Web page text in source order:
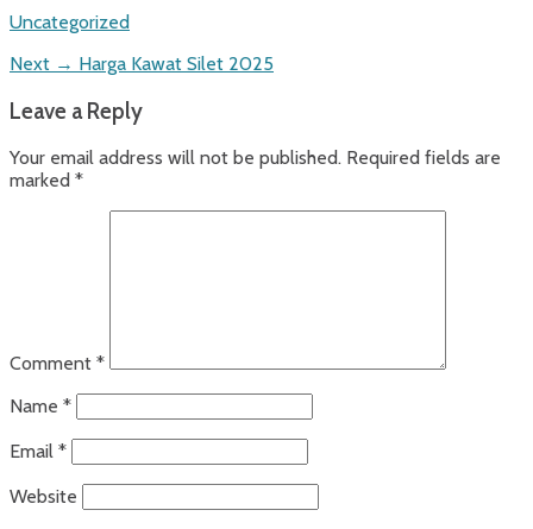
Categories
Uncategorized
Post
navigation
Next → Next
Harga Kawat Silet 2025
Leave a Reply
Your email address will not be published. Required fields are
marked *
Comment *
Name *
Email *
Website